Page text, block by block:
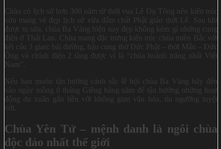
Chùa có lịch sử hơn 300 năm từ thời vua Lê Dụ Tông nên kiến trúc
vừa mang vẻ đẹp lịch sử vừa đẫm chất Phật giáo thời Lê. Sau khi
được tu sửa, chùa Ba Vàng hiện nay đẹp không kém gì những cung
điện ở Thái Lan. Chùa mang đặc trưng kiến trúc chùa miền Bắc với
kết cấu 3 gian: bái đường, hậu cung thờ Đức Phật – thời Mẫu – Đức
Ông và chính điện 2 tầng được ví là “chùa hoành tráng nhất Việt
Nam”.
Nếu bạn muốn tận hưởng cảnh sắc lễ hội chùa Ba Vàng hãy đến
vào ngày mồng 8 tháng Giêng hàng năm để tận hưởng những hoạt
động du xuân gắn liền với không gian văn hóa, tín ngưỡng tuyệt
vời.
Chùa Yên Tử – mệnh danh là ngôi chùa
độc đáo nhất thế giới